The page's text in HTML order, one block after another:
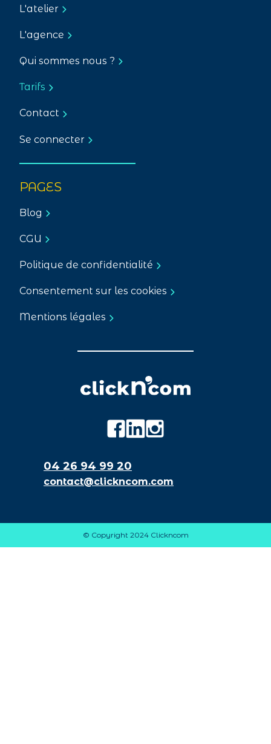
L'atelier
L'agence
Qui sommes nous ?
Tarifs
Contact
Se connecter
PAGES
Blog
CGU
Politique de confidentialité
Consentement sur les cookies
Mentions légales
04 26 94 99 20
contact@clickncom.com
© Copyright 2024 Clickncom